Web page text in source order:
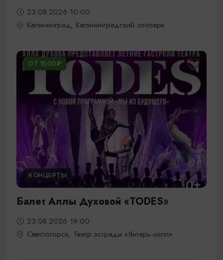
23.08.2026 10:00
Калининград, Калининградский зоопарк
ОТ 1500₽
КОНЦЕРТЫ
Балет Аллы Духовой «TODES»
23.08.2026 19:00
Светлогорск, Театр эстрады «Янтарь-холл»